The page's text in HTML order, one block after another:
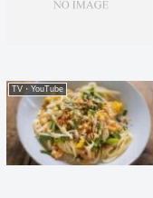
TV・YouTube